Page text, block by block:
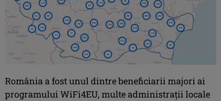
România a fost unul dintre beneficiarii majori ai
programului WiFi4EU, multe administrații locale